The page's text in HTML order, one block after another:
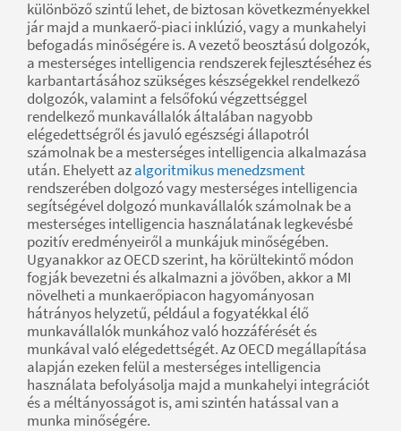
különböző szintű lehet, de biztosan következményekkel
jár majd a munkaerő-piaci inklúzió, vagy a munkahelyi
befogadás minőségére is. A vezető beosztású dolgozók,
a mesterséges intelligencia rendszerek fejlesztéséhez és
karbantartásához szükséges készségekkel rendelkező
dolgozók, valamint a felsőfokú végzettséggel
rendelkező munkavállalók általában nagyobb
elégedettségről és javuló egészségi állapotról
számolnak be a mesterséges intelligencia alkalmazása
után. Ehelyett azalgoritmikus menedzsment
rendszerében dolgozó vagy mesterséges intelligencia
segítségével dolgozó munkavállalók számolnak be a
mesterséges intelligencia használatának legkevésbé
pozitív eredményeiről a munkájuk minőségében.
Ugyanakkor az OECD szerint, ha körültekintő módon
fogják bevezetni és alkalmazni a jövőben, akkor a MI
növelheti a munkaerőpiacon hagyományosan
hátrányos helyzetű, például a fogyatékkal élő
munkavállalók munkához való hozzáférését és
munkával való elégedettségét. Az OECD megállapítása
alapján ezeken felül a mesterséges intelligencia
használata befolyásolja majd a munkahelyi integrációt
és a méltányosságot is, ami szintén hatással van a
munka minőségére.